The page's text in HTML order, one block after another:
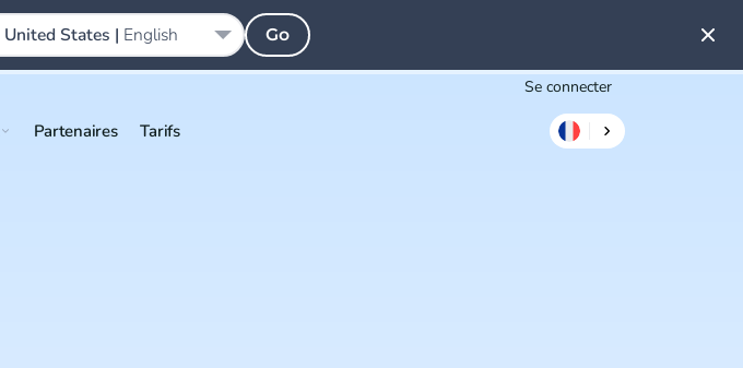
Se connecter
Partenaires Tarifs
United States | English Go